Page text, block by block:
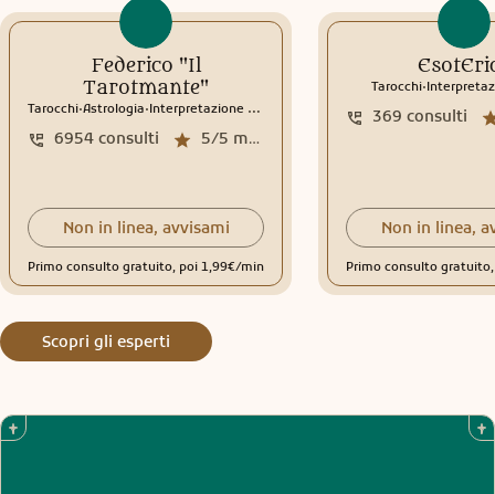
Federico "Il
Tarotmante"
Tarocchi.Astrologia.Interpretazione sogni
5/5 media recensioni
6954 consulti
Non in linea, avvisami
Primo consulto gratuito, poi 1,99€/min
Tarocchi.
369 consulti
Non in linea,
Primo consulto
Scopri gli esperti